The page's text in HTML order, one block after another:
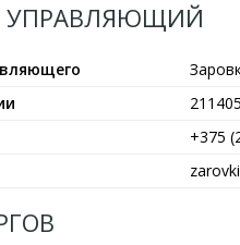
УПРАВЛЯЮЩИЙ
+375